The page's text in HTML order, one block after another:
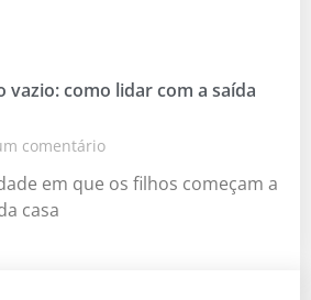
vazio: como lidar com a saída
comentário
em que os filhos começam a
casa